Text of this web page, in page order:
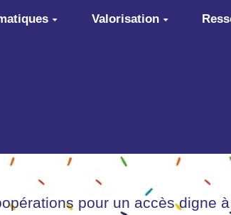
Valorisation
pour un accès digne